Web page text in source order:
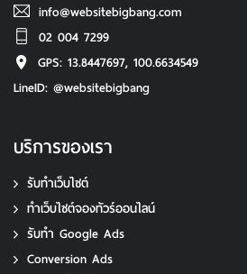
info@websitebigbang.com
02 004 7299
GPS: 13.8447697, 100.6634549
LineID: @websitebigbang
บริการของเรา
รับทำเว็บไซต์
ทําเว็บไซต์จองทัวร์ออนไลน์
รับทํา Google Ads
Conversion Ads